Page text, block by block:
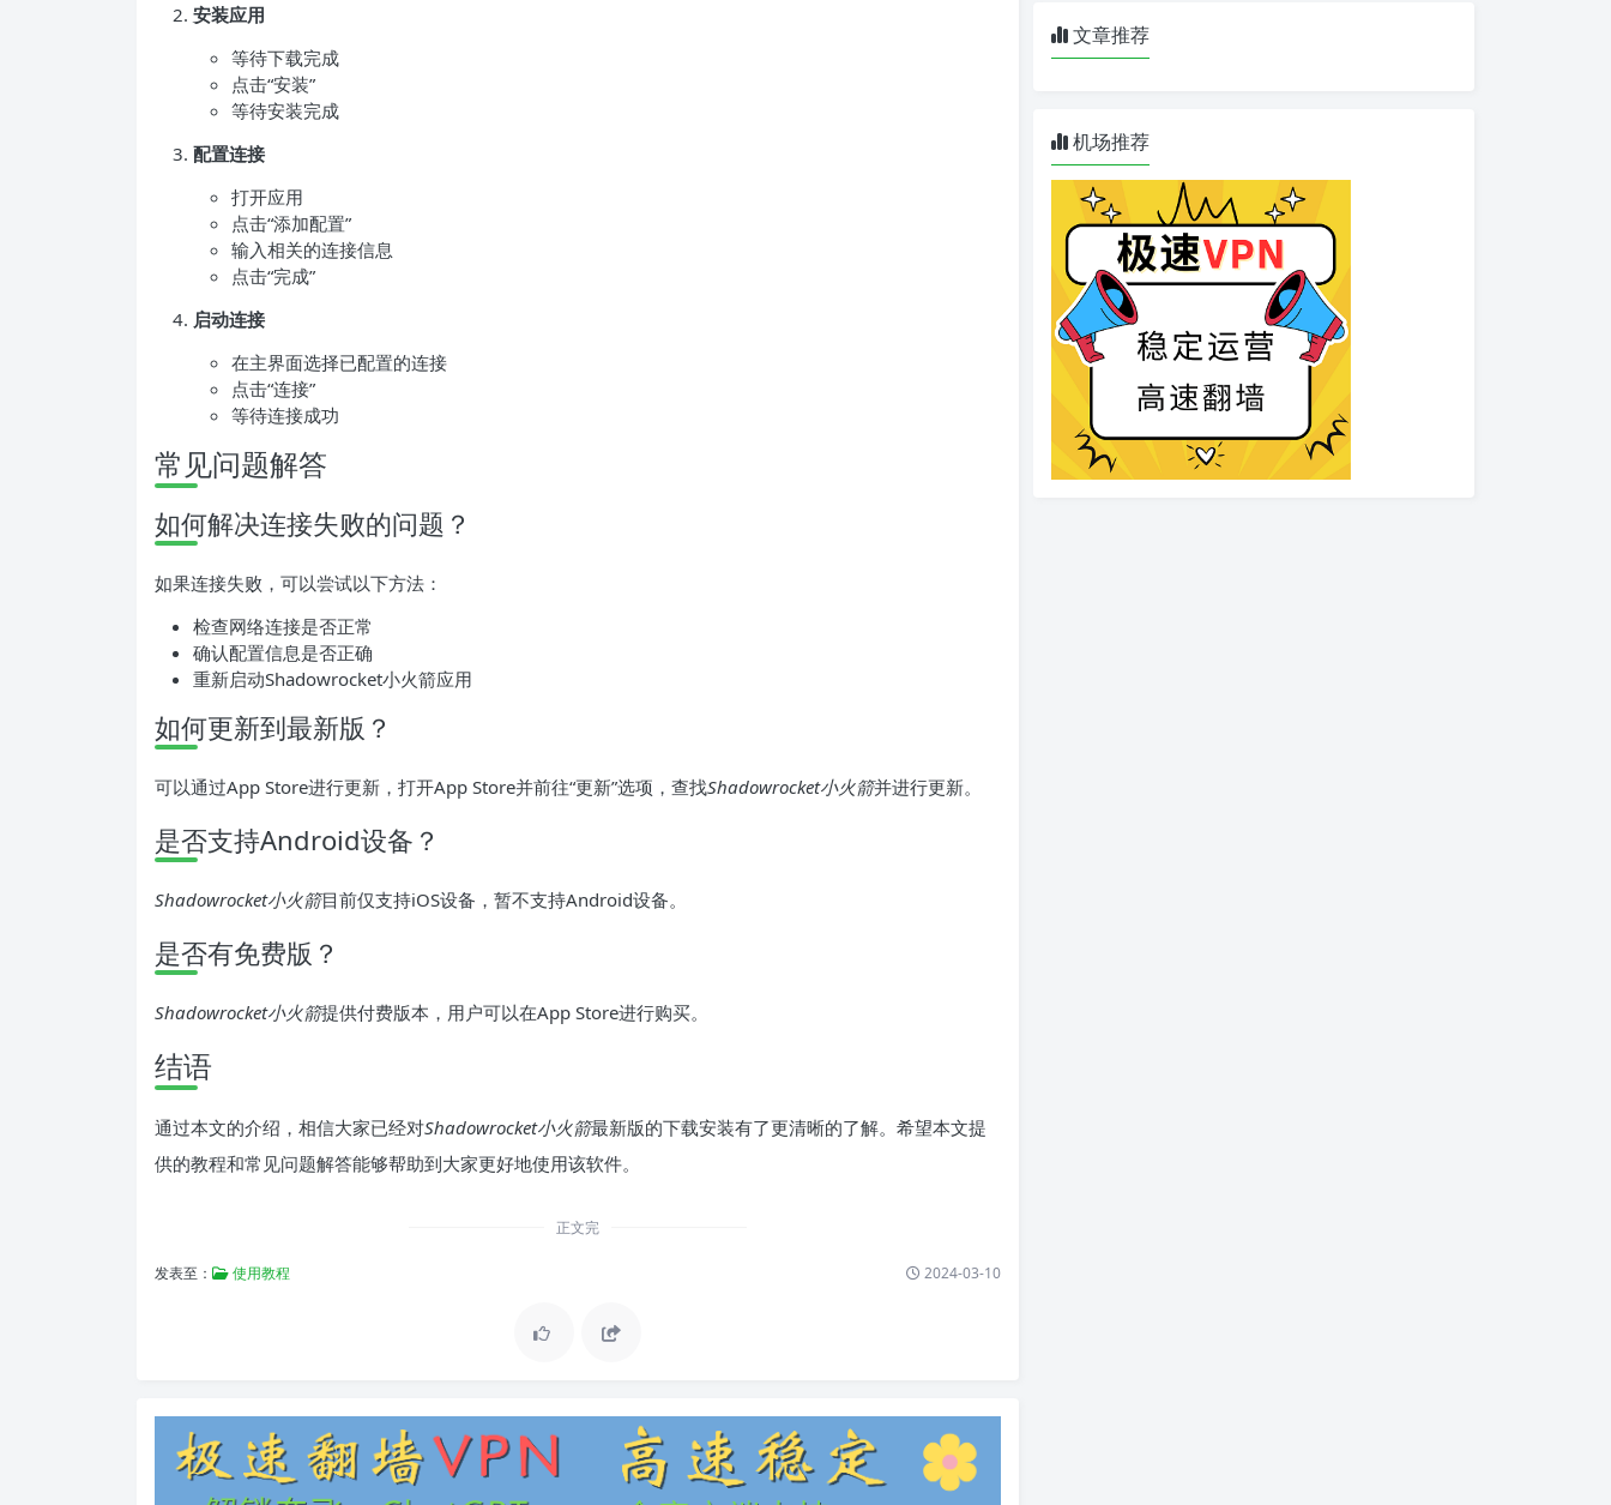
安装应用
等待下载完成
点击“安装”
等待安装完成
配置连接
打开应用
点击“添加配置”
输入相关的连接信息
点击“完成”
启动连接
在主界面选择已配置的连接
点击“连接”
等待连接成功
常见问题解答
如何解决连接失败的问题？
如果连接失败，可以尝试以下方法：
检查网络连接是否正常
确认配置信息是否正确
重新启动Shadowrocket小火箭应用
如何更新到最新版？
可以通过App Store进行更新，打开App Store并前往“更新”选项，查找Shadowrocket小火箭并进行更新。
是否支持Android设备？
Shadowrocket小火箭目前仅支持iOS设备，暂不支持Android设备。
是否有免费版？
Shadowrocket小火箭提供付费版本，用户可以在App Store进行购买。
结语
通过本文的介绍，相信大家已经对Shadowrocket小火箭最新版的下载安装有了更清晰的了解。希望本文提
供的教程和常见问题解答能够帮助到大家更好地使用该软件。
正文完
发表至： 使用教程 2024-03-10
文章推荐
机场推荐